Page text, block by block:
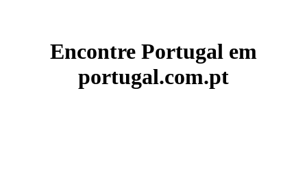
Encontre Portugal em
portugal.com.pt